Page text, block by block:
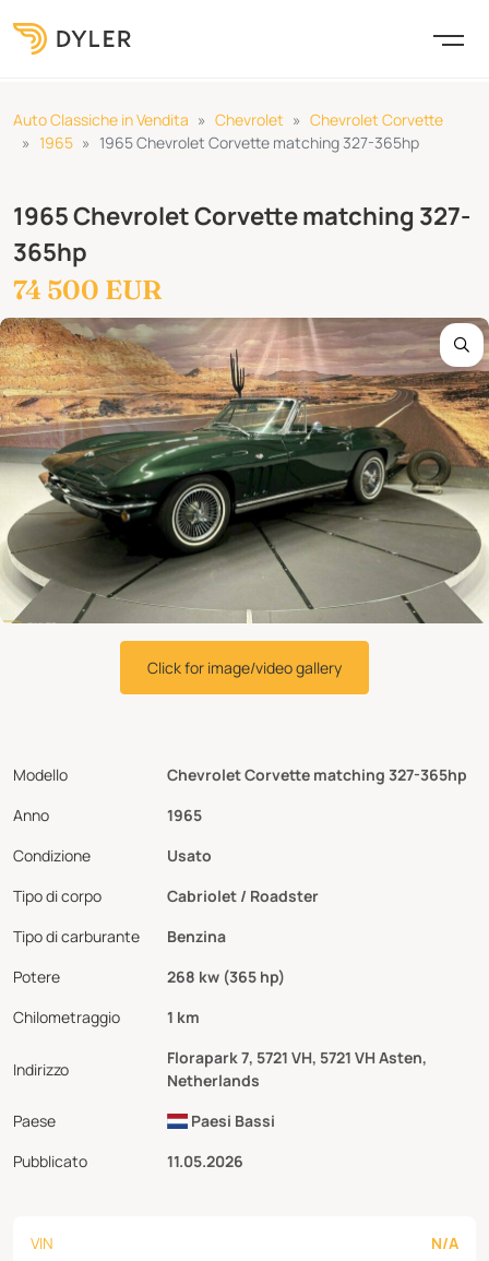
Auto Classiche in Vendita Chevrolet
Chevrolet Corvette
1965
1965 Chevrolet Corvette matching 327-365hp
1965 Chevrolet Corvette matching 327-
365hp
74 500 EUR
Modello
Chevrolet Corvette matching 327-365hp
Anno
1965
Condizione
Usato
Tipo di corpo
Cabriolet / Roadster
Tipo di carburante
Benzina
Potere
268 kw (365 hp)
Chilometraggio
1 km
Indirizzo
Florapark 7, 5721 VH, 5721 VH Asten,
Netherlands
Paese
Paesi Bassi
Pubblicato
11.05.2026
Click for image/video gallery
VIN N/A